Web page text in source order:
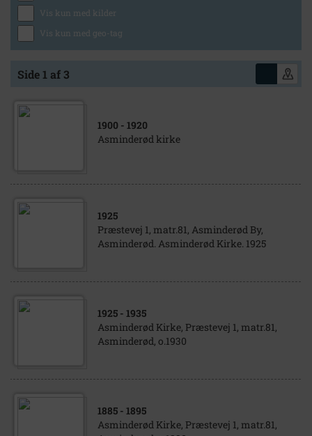
Vis kun med kilder
Vis kun med geo-tag
Side 1 af 3
1900 - 1920
Asminderød kirke
1925
Præstevej 1, matr.81, Asminderød By,
Asminderød. Asminderød Kirke. 1925
1925 - 1935
Asminderød Kirke, Præstevej 1, matr.81,
Asminderød, o.1930
1885 - 1895
Asminderød Kirke, Præstevej 1, matr.81,